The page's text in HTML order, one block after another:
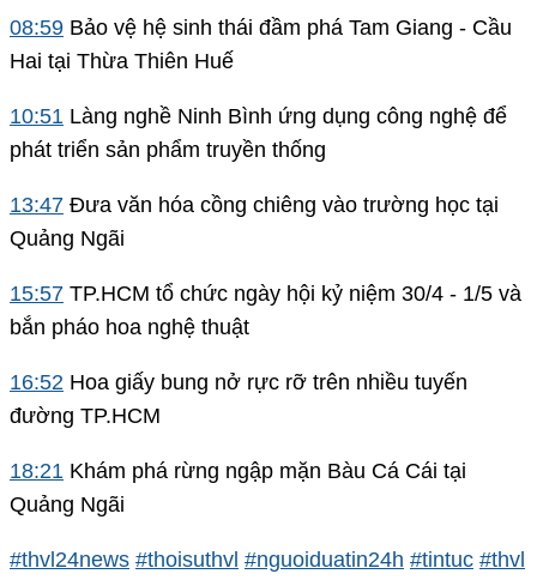
08:59 Bảo vệ hệ sinh thái đầm phá Tam Giang - Cầu
Hai tại Thừa Thiên Huế
10:51 Làng nghề Ninh Bình ứng dụng công nghệ để
phát triển sản phẩm truyền thống
13:47 Đưa văn hóa cồng chiêng vào trường học tại
Quảng Ngãi
15:57 TP.HCM tổ chức ngày hội kỷ niệm 30/4 - 1/5 và
bắn pháo hoa nghệ thuật
16:52 Hoa giấy bung nở rực rỡ trên nhiều tuyến
đường TP.HCM
18:21 Khám phá rừng ngập mặn Bàu Cá Cái tại
Quảng Ngãi
#thvl24news #thoisuthvl #nguoiduatin24h #tintuc #thvl